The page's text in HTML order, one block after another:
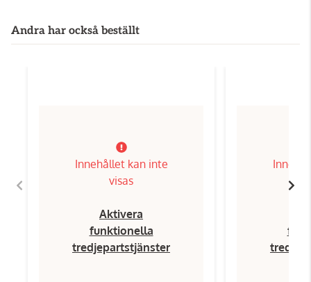
Andra har också beställt
Innehållet kan inte
visas
Aktivera
funktionella
tredjepartstjänster